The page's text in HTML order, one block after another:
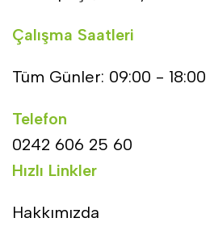
Çalışma Saatleri
Tüm Günler: 09:00 - 18:00
Telefon
0242 606 25 60
Hızlı Linkler
Hakkımızda